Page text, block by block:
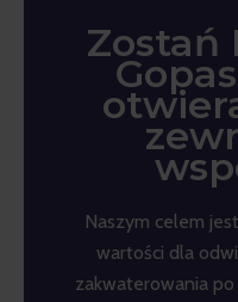
Zostań
Naszym celem
wartości dla
zakwaterowania po